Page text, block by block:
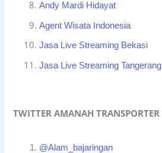
Andy Mardi Hidayat
Agent Wisata Indonesia
Jasa Live Streaming Bekasi
Jasa Live Streaming Tangerang
TWITTER AMANAH TRANSPORTER
@Alam_bajaringan